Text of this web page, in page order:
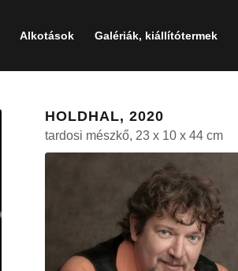
Alkotások Galériák, kiállítótermek
HOLDHAL, 2020
tardosi mészkő, 23 x 10 x 44 cm